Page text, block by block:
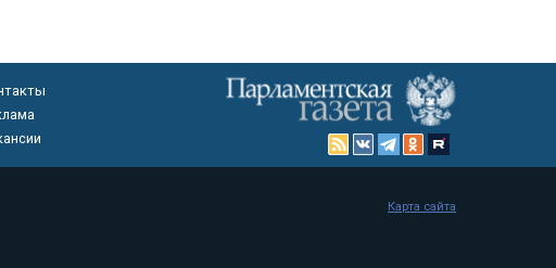
Карта сайта